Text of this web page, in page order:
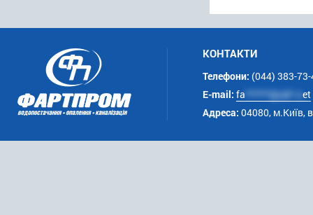
КОНТАКТИ
Телефони: (044) 383-
E-mail: fa ******@uk*.net
Адреса: 04080, м.Київ,